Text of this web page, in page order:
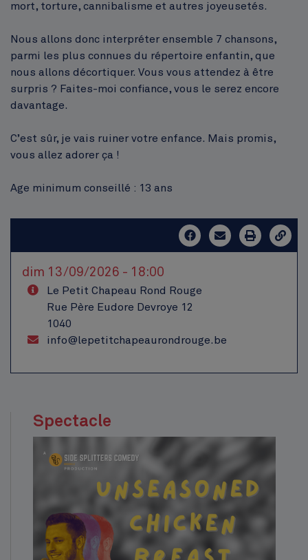
mort, torture, cannibalisme et autres joyeusetés.
Nous allons donc interpréter ensemble 7 chansons,
parmi les plus connues du répertoire enfantin, que
nous allons décortiquer. Vous vous attendez à être
surpris ? Faites-moi confiance, vous le serez encore
davantage.
C’est sûr, je vais ruiner votre enfance. Mais promis,
vous allez adorer ça !
Age minimum conseillé : 13 ans
dim 13/09/2026 - 18:00
Le Petit Chapeau Rond Rouge
Rue Père Eudore Devroye 12
1040
info@lepetitchapeaurondrouge.be
Spectacle